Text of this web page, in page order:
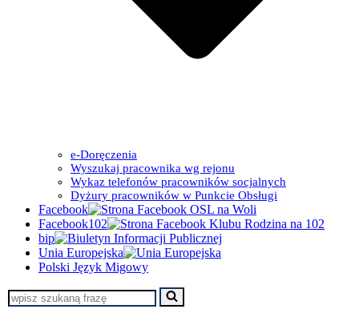
e-Doręczenia
Wyszukaj pracownika wg rejonu
Wykaz telefonów pracowników socjalnych
Dyżury pracowników w Punkcie Obsługi
Facebook
Facebook102
bip
Unia Europejska
Polski Język Migowy
Szukaj...